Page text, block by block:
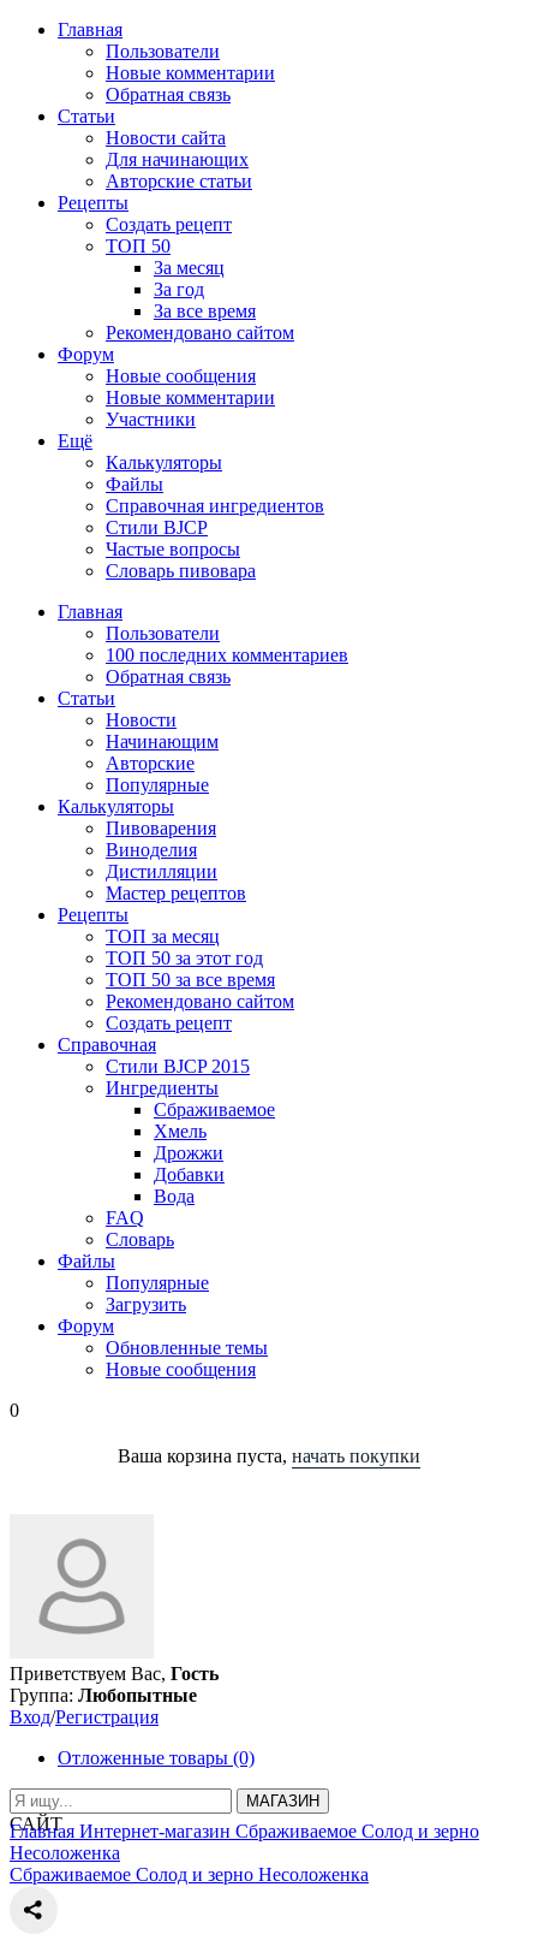
Главная
Пользователи
Новые комментарии
Обратная связь
Статьи
Новости сайта
Для начинающих
Авторские статьи
Рецепты
Создать рецепт
ТОП 50
За месяц
За год
За все время
Рекомендовано сайтом
Форум
Новые сообщения
Новые комментарии
Участники
Ещё
Калькуляторы
Файлы
Справочная ингредиентов
Стили BJCP
Частые вопросы
Словарь пивовара
Главная
Пользователи
100 последних комментариев
Обратная связь
Статьи
Новости
Начинающим
Авторские
Популярные
Калькуляторы
Пивоварения
Виноделия
Дистилляции
Мастер рецептов
Рецепты
ТОП за месяц
ТОП 50 за этот год
ТОП 50 за все время
Рекомендовано сайтом
Создать рецепт
Справочная
Стили BJCP 2015
Ингредиенты
Сбраживаемое
Хмель
Дрожжи
Добавки
Вода
FAQ
Словарь
Файлы
Популярные
Загрузить
Форум
Обновленные темы
Новые сообщения
0
Ваша корзина пуста, начать покупки
Приветствуем Вас, Гость
Группа: Любопытные
Вход/Регистрация
Отложенные товары (0)
МАГАЗИН
САЙТ
Главная Интернет-магазин Сбраживаемое Солод и зерно
Несоложенка
Сбраживаемое Солод и зерно Несоложенка